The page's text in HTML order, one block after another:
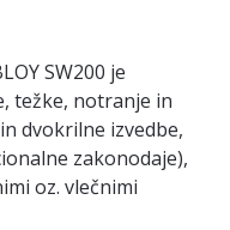
SW200 je
težke, notranje in
dvokrilne izvedbe,
zakonodaje),
oz. vlečnimi